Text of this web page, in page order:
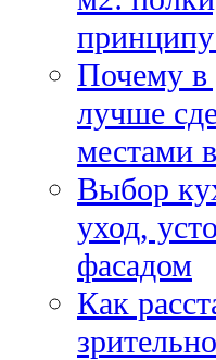
принципу
Почему в
лучше
местами
Выбор
уход,
фасадом
Как